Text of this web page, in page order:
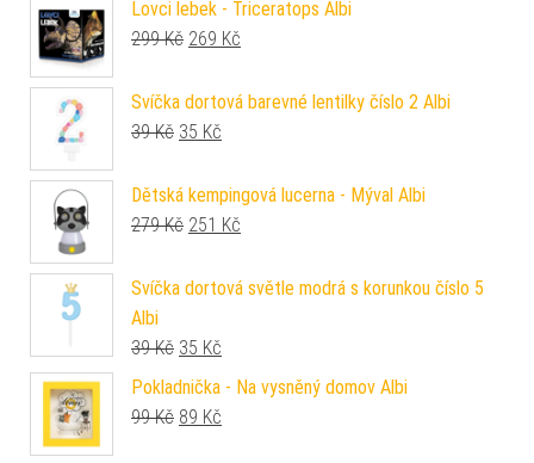
Lovci lebek - Triceratops Albi
299Kč Původní cena byla: 299 Kč.
269 Kč
Svíčka dortová barevné lentilky číslo 2 Albi
39Kč Původní cena byla: 39 Kč.
35 Kč
Dětská kempingová lucerna - Mýval Albi
279Kč Původní cena byla: 279 Kč.
251 Kč
Svíčka dortová světle modrá s korunkou číslo 5
Albi
39Kč Původní cena byla: 39 Kč.
35 Kč
Pokladnička - Na vysněný domov Albi
99Kč Původní cena byla: 99 Kč.
89 Kč